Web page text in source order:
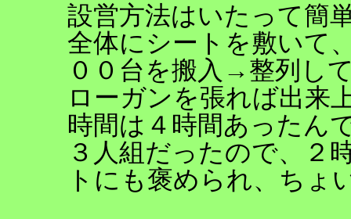
設営方法はいたって簡
全体にシートを敷いて
００台を搬入→整列し
ローガンを張れば出来
時間は４時間あったん
３人組だったので、２
トにも褒められ、ちょ